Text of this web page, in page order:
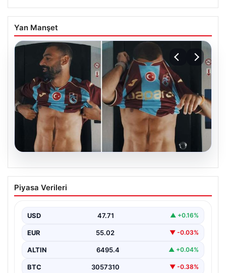
Yan Manşet
Mohamed Salah’ın karnındaki görüntü
gündem olmuştu! Gerçek ortaya çıktı
Piyasa Verileri
USD 47.71 ▲ +0.16%
EUR 55.02 ▼ -0.03%
ALTIN 6495.4 ▲ +0.04%
BTC 3057310 ▼ -0.38%